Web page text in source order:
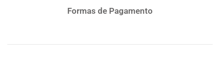
Formas de Pagamento